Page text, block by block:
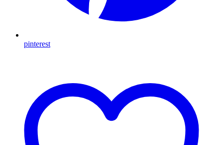
pinterest